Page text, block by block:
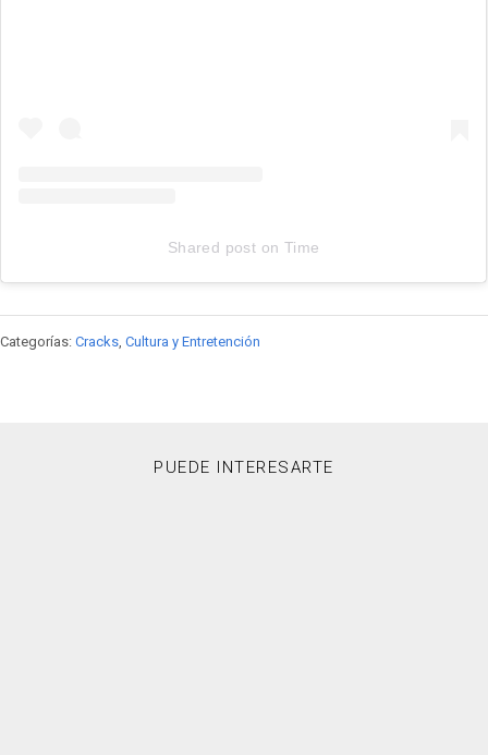
Shared post on Time
embed
code
Categorías: Cracks Cultura y Entretención
PUEDE INTERESARTE